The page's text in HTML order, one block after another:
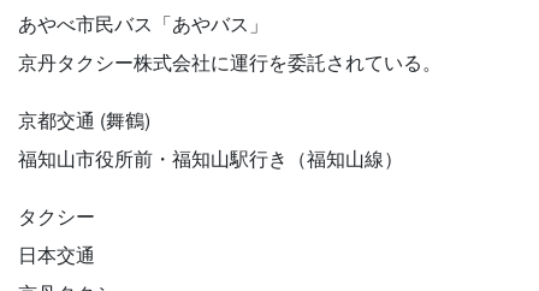
あやべ市民バス「あやバス」
京丹タクシー株式会社に運行を委託されている。
京都交通 (舞鶴)
福知山市役所前・福知山駅行き（福知山線）
タクシー
日本交通